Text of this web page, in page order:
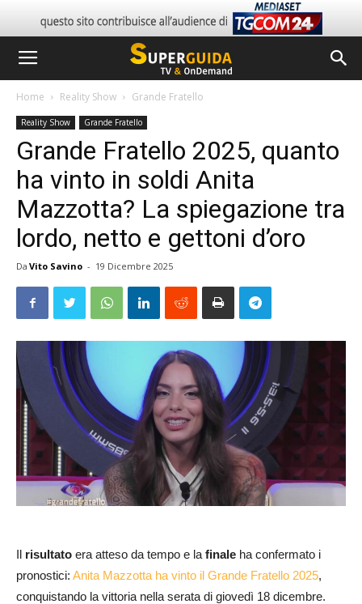
Home Reality Show Grande Fratello
Reality Show Grande Fratello
Grande Fratello 2025, quanto
ha vinto in soldi Anita
Mazzotta? La spiegazione tra
lordo, netto e gettoni d’oro
Da Vito Savino - 19 Dicembre 2025
Il risultato era atteso da tempo e la finale ha confermato i
pronostici: Anita Mazzotta ha vinto il Grande Fratello 2025,
conquistando la vittoria nella serata di giovedì 18 dicembre.